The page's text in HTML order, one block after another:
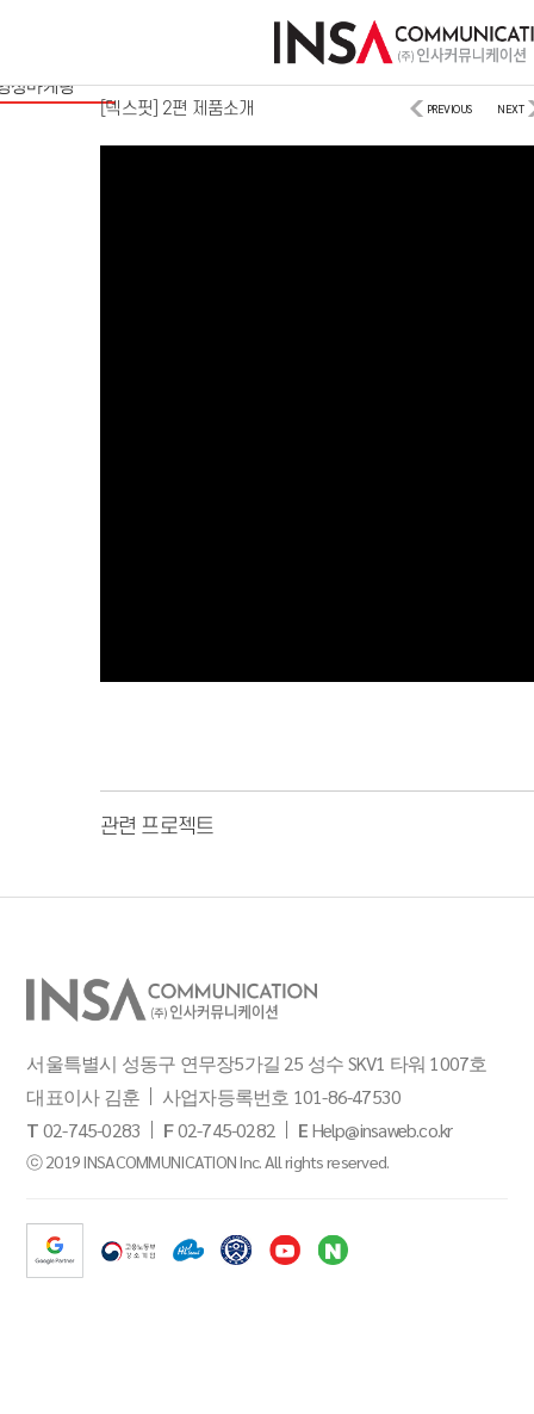
상마케팅
[덱스핏] 2편 제품소개 PREVIOUS NEXT
관련 프로젝트
서울특별시 성동구 연무장5가길 25 성수 SKV1 타워 1007호
대표이사 김훈
사업자등록번호 101-86-47530
T02-745-0283 F02-745-0282 EHelp@insaweb.co.kr
ⓒ 2019 INSACOMMUNICATION Inc. All rights reserved.